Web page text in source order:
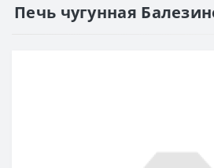
Печь чугунная